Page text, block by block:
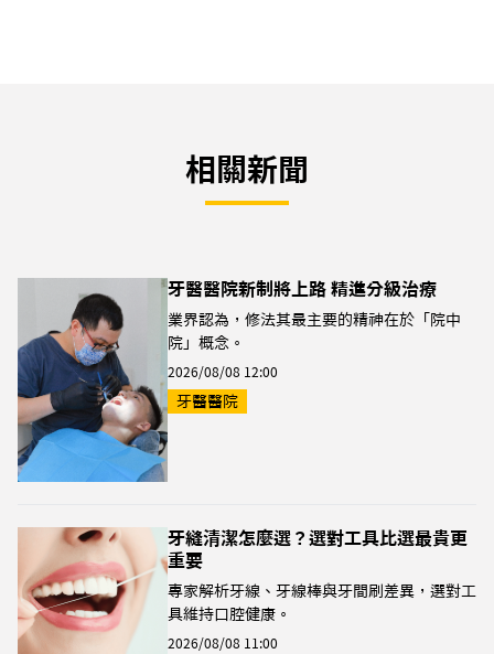
相關新聞
牙醫醫院新制將上路 精進分級治療
業界認為，修法其最主要的精神在於「院中
院」概念。
2026/08/08 12:00
牙醫醫院
牙縫清潔怎麼選？選對工具比選最貴更
重要
專家解析牙線、牙線棒與牙間刷差異，選對工
具維持口腔健康。
2026/08/08 11:00